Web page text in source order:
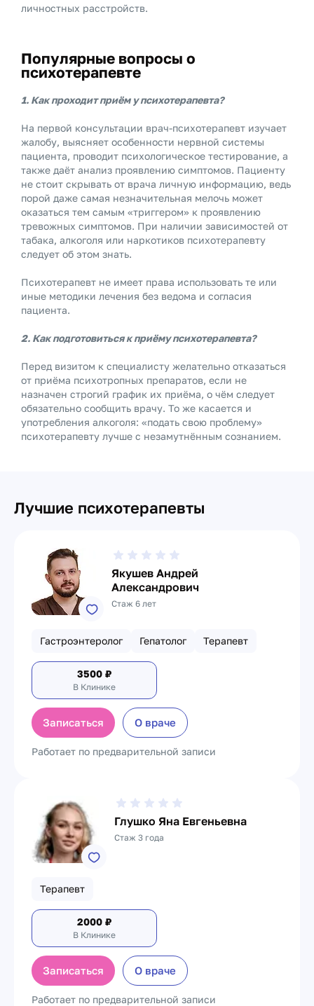
личностных расстройств.
Популярные вопросы о
психотерапевте
1. Как проходит приём у психотерапевта?
На первой консультации врач-психотерапевт изучает
жалобу, выясняет особенности нервной системы
пациента, проводит психологическое тестирование, а
также даёт анализ проявлению симптомов. Пациенту
не стоит скрывать от врача личную информацию, ведь
порой даже самая незначительная мелочь может
оказаться тем самым «триггером» к проявлению
тревожных симптомов. При наличии зависимостей от
табака, алкоголя или наркотиков психотерапевту
следует об этом знать.
Психотерапевт не имеет права использовать те или
иные методики лечения без ведома и согласия
пациента.
2. Как подготовиться к приёму психотерапевта?
Перед визитом к специалисту желательно отказаться
от приёма психотропных препаратов, если не
назначен строгий график их приёма, о чём следует
обязательно сообщить врачу. То же касается и
употребления алкоголя: «подать свою проблему»
психотерапевту лучше с незамутнённым сознанием.
Лучшие психотерапевты
Якушев Андрей
Александрович
Стаж 6 лет
Гастроэнтеролог Гепатолог Терапевт
3500 ₽
В Клинике
Записаться О враче
Работает по предварительной записи
Глушко Яна Евгеньевна
Стаж 3 года
Терапевт
2000 ₽
В Клинике
Записаться О враче
Работает по предварительной записи